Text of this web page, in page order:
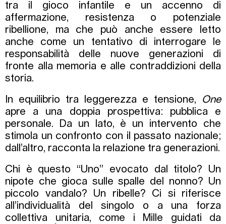
tra il gioco infantile e un accenno di
affermazione, resistenza o potenziale
ribellione, ma che può anche essere letto
anche come un tentativo di interrogare le
responsabilità delle nuove generazioni di
fronte alla memoria e alle contraddizioni della
storia.
In equilibrio tra leggerezza e tensione, One
apre a una doppia prospettiva: pubblica e
personale. Da un lato, è un intervento che
stimola un confronto con il passato nazionale;
dall’altro, racconta la relazione tra generazioni.
Chi è questo “Uno” evocato dal titolo? Un
nipote che gioca sulle spalle del nonno? Un
piccolo vandalo? Un ribelle? Ci si riferisce
all’individualità del singolo o a una forza
collettiva unitaria, come i Mille guidati da